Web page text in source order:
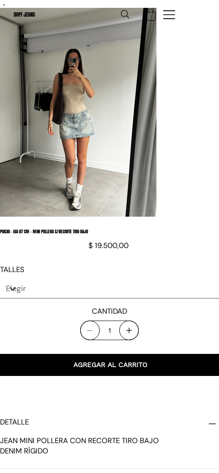
DOFF JEANS
P0030 - GIA 07 CM - MINI POLLERA C/RECORTE TIRO BAJO
Precio
$ 19.500,00
TALLES
CANTIDAD
AGREGAR AL CARRITO
DETALLE
JEAN MINI POLLERA CON RECORTE TIRO BAJO
DENIM RÍGIDO